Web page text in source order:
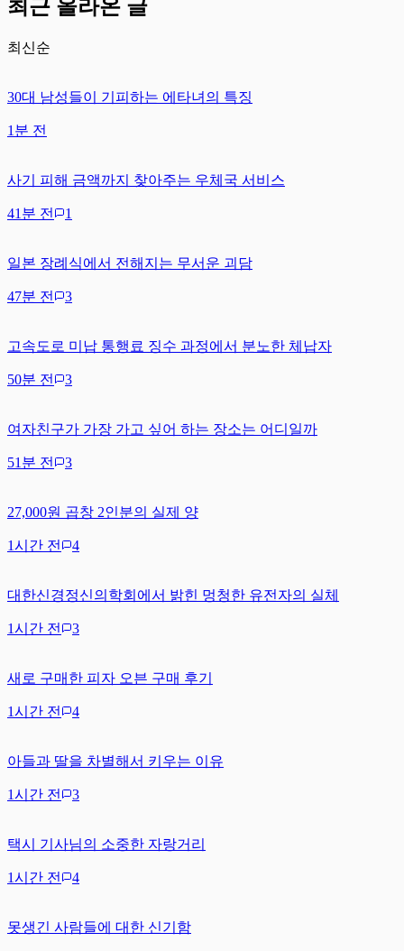
최근 올라온 글
최신순
30대 남성들이 기피하는 에타녀의 특징
1분 전
사기 피해 금액까지 찾아주는 우체국 서비스
41분 전 1
일본 장례식에서 전해지는 무서운 괴담
47분 전 3
고속도로 미납 통행료 징수 과정에서 분노한 체납자
50분 전 3
여자친구가 가장 가고 싶어 하는 장소는 어디일까
51분 전 3
27,000원 곱창 2인분의 실제 양
1시간 전 4
대한신경정신의학회에서 밝힌 멍청한 유전자의 실체
1시간 전 3
새로 구매한 피자 오븐 구매 후기
1시간 전 4
아들과 딸을 차별해서 키우는 이유
1시간 전 3
택시 기사님의 소중한 자랑거리
1시간 전 4
못생긴 사람들에 대한 신기함